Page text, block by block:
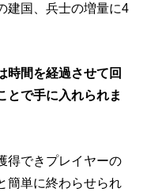
建国、兵士の増量に4
時間を経過させて回
とで手に入れられま
得できプレイヤーの
簡単に終わらせられ